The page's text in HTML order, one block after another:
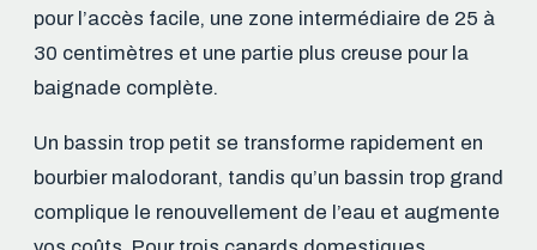
pour l’accès facile, une zone intermédiaire de 25 à
30 centimètres et une partie plus creuse pour la
baignade complète.
Un bassin trop petit se transforme rapidement en
bourbier malodorant, tandis qu’un bassin trop grand
complique le renouvellement de l’eau et augmente